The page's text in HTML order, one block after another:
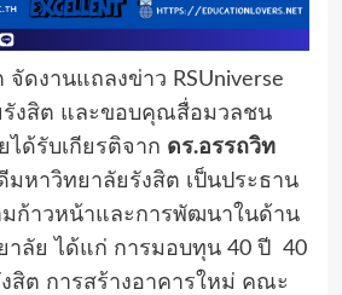
ดงานแถลงข่าว RSUniverse
รังสิต และขอบคุณสื่อมวลชน
ได้รับเกียรติจาก ดร.อรรถวิท
หาวิทยาลัยรังสิต เป็นประธาน
ก้าวหน้าและการพัฒนาในด้าน
าลัย ได้แก่ การมอบทุน 40 ปี 40
สิต การสร้างอาคารใหม่ คณะ